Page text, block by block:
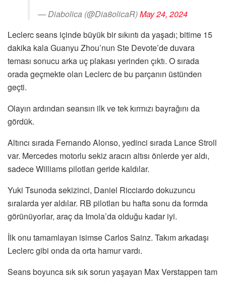
— Diabolica (@Dia8olicaR)May 24, 2024
Leclerc seans içinde büyük bir sıkıntı da yaşadı; bitime 15
dakika kala Guanyu Zhou’nun Ste Devote’de duvara
teması sonucu arka uç plakası yerinden çıktı. O sırada
orada geçmekte olan Leclerc de bu parçanın üstünden
geçti.
Olayın ardından seansın ilk ve tek kırmızı bayrağını da
gördük.
Altıncı sırada Fernando Alonso, yedinci sırada Lance Stroll
var. Mercedes motorlu sekiz aracın altısı önlerde yer aldı,
sadece Williams pilotları geride kaldılar.
Yuki Tsunoda sekizinci, Daniel Ricciardo dokuzuncu
sıralarda yer aldılar. RB pilotları bu hafta sonu da formda
görünüyorlar, araç da Imola’da olduğu kadar iyi.
İlk onu tamamlayan isimse Carlos Sainz. Takım arkadaşı
Leclerc gibi onda da orta hamur vardı.
Seans boyunca sık sık sorun yaşayan Max Verstappen tam